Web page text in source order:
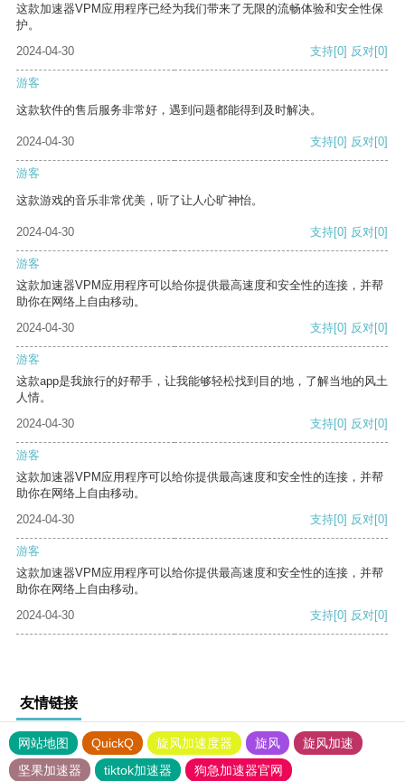
这款加速器VPM应用程序已经为我们带来了无限的流畅体验和安全性保
护。
2024-04-30
支持[0] 反对[0]
游客
这款软件的售后服务非常好，遇到问题都能得到及时解决。
2024-04-30 支持[0] 反对[0]
游客
这款游戏的音乐非常优美，听了让人心旷神怡。
2024-04-30 支持[0] 反对[0]
游客
这款加速器VPM应用程序可以给你提供最高速度和安全性的连接，并帮
助你在网络上自由移动。
2024-04-30
支持[0] 反对[0]
游客
这款app是我旅行的好帮手，让我能够轻松找到目的地，了解当地的风土
人情。
2024-04-30
支持[0] 反对[0]
游客
这款加速器VPM应用程序可以给你提供最高速度和安全性的连接，并帮
助你在网络上自由移动。
2024-04-30
支持[0] 反对[0]
游客
这款加速器VPM应用程序可以给你提供最高速度和安全性的连接，并帮
助你在网络上自由移动。
2024-04-30
支持[0] 反对[0]
友情链接
网站地图 QuickQ 旋风加速度器 旋风
旋风加速
坚果加速器
tiktok加速器 狗急加速器官网